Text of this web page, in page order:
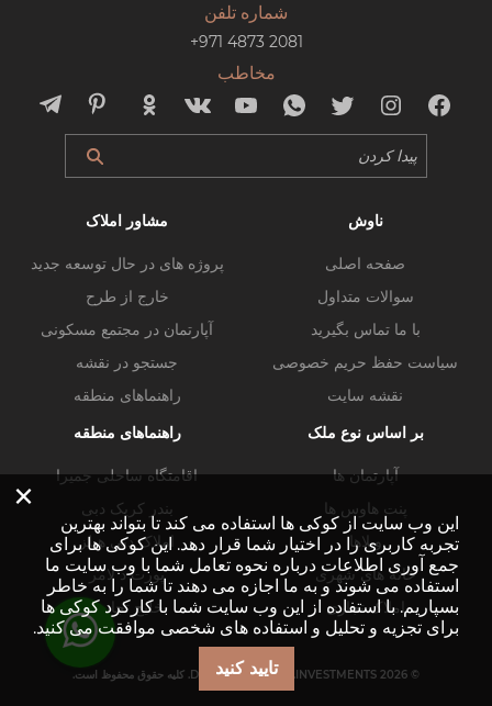
شماره تلفن
+971 4873 2081
مخاطب
ناوش
صفحه اصلی
سوالات متداول
با ما تماس بگیرید
سیاست حفظ حریم خصوصی
نقشه سایت
مشاور املاک
پروژه های در حال توسعه جدید
خارج از طرح
آپارتمان در مجتمع مسکونی
جستجو در نقشه
راهنماهای منطقه
بر اساس نوع ملک
آپارتمان ها
پنت هاوس ها
ویلاها
خانه های شهری
املاک تجاری
راهنماهای منطقه
اقامتگاه ساحلی جمیرا
بندر کریک دبی
املاک دبی هیلز
پورت د لامر
خلیج تجاری
© DUBAI-PROPERTY.INVESTMENTS 2026. کلیه حقوق محفوظ است.
×
این وب سایت از کوکی ها استفاده می کند تا بتواند بهترین
تجربه کاربری را در اختیار شما قرار دهد. این کوکی ها برای
جمع آوری اطلاعات درباره نحوه تعامل شما با وب سایت ما
استفاده می شوند و به ما اجازه می دهند تا شما را به خاطر
بسپاریم. با استفاده از این وب سایت شما با کارکرد کوکی ها
برای تجزیه و تحلیل و استفاده های شخصی موافقت می کنید.
تایید کنید